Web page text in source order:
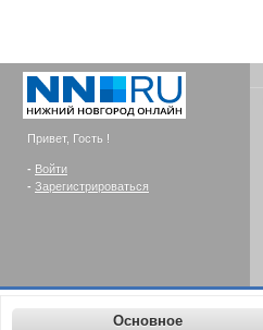
Привет, Гость !
- Войти
- Зарегистрироваться
Основное